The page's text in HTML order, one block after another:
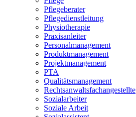
Pflegeberater
Pflegedienstleitung
Physiotherapie
Praxisanleiter
Personalmanagement
Produktmanagement
Projektmanagement
PTA
Qualitätsmanagement
Rechtsanwaltsfachangestellte
Sozialarbeiter
Soziale Arbeit